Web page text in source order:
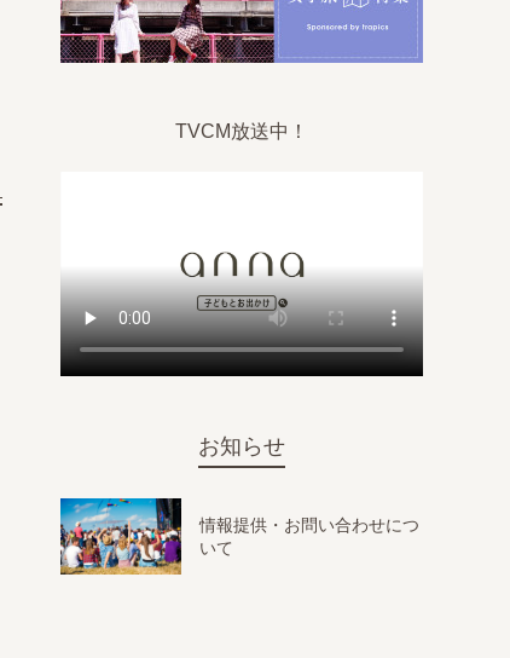
TVCM放送中！
お知らせ
情報提供・お問い合わせにつ
いて